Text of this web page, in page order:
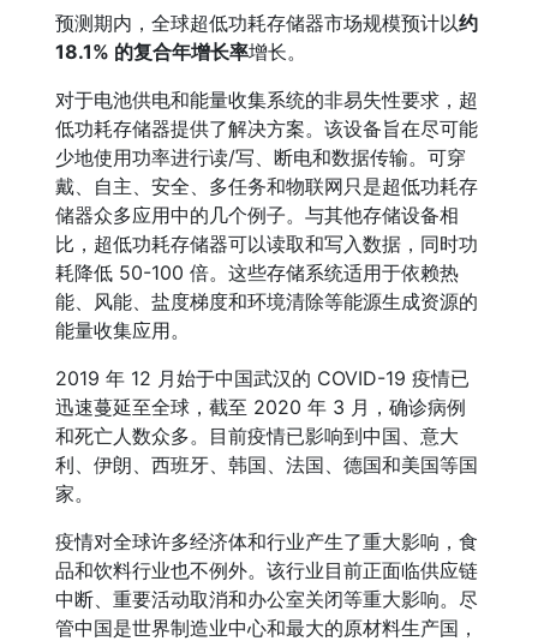
预测期内，全球超低功耗存储器市场规模预计以约
18.1% 的复合年增长率增长。
对于电池供电和能量收集系统的非易失性要求，超
低功耗存储器提供了解决方案。该设备旨在尽可能
少地使用功率进行读/写、断电和数据传输。可穿
戴、自主、安全、多任务和物联网只是超低功耗存
储器众多应用中的几个例子。与其他存储设备相
比，超低功耗存储器可以读取和写入数据，同时功
耗降低 50-100 倍。这些存储系统适用于依赖热
能、风能、盐度梯度和环境清除等能源生成资源的
能量收集应用。
2019 年 12 月始于中国武汉的 COVID-19 疫情已
迅速蔓延至全球，截至 2020 年 3 月，确诊病例
和死亡人数众多。目前疫情已影响到中国、意大
利、伊朗、西班牙、韩国、法国、德国和美国等国
家。
疫情对全球许多经济体和行业产生了重大影响，食
品和饮料行业也不例外。该行业目前正面临供应链
中断、重要活动取消和办公室关闭等重大影响。尽
管中国是世界制造业中心和最大的原材料生产国，